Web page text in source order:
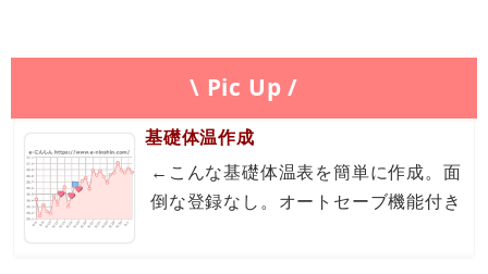
\ Pic Up /
基礎体温作成
←こんな基礎体温表を簡単に作成。面
倒な登録なし。オートセーブ機能付き